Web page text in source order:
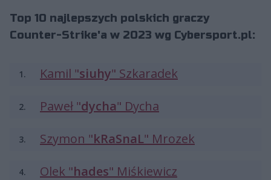
Top 10 najlepszych polskich graczy
Counter-Strike'a w 2023 wg Cybersport.pl:
1. Kamil "siuhy" Szkaradek
2. Paweł "dycha" Dycha
3. Szymon "kRaSnaL" Mrozek
4. Olek "hades" Miśkiewicz